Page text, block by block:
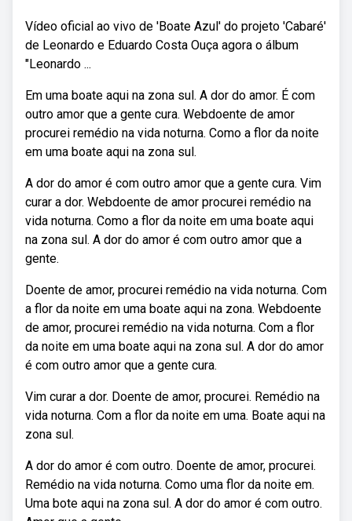
Vídeo oficial ao vivo de 'Boate Azul' do projeto 'Cabaré'
de Leonardo e Eduardo Costa Ouça agora o álbum
"Leonardo ...
Em uma boate aqui na zona sul. A dor do amor. É com
outro amor que a gente cura. Webdoente de amor
procurei remédio na vida noturna. Como a flor da noite
em uma boate aqui na zona sul.
A dor do amor é com outro amor que a gente cura. Vim
curar a dor. Webdoente de amor procurei remédio na
vida noturna. Como a flor da noite em uma boate aqui
na zona sul. A dor do amor é com outro amor que a
gente.
Doente de amor, procurei remédio na vida noturna. Com
a flor da noite em uma boate aqui na zona. Webdoente
de amor, procurei remédio na vida noturna. Com a flor
da noite em uma boate aqui na zona sul. A dor do amor
é com outro amor que a gente cura.
Vim curar a dor. Doente de amor, procurei. Remédio na
vida noturna. Com a flor da noite em uma. Boate aqui na
zona sul.
A dor do amor é com outro. Doente de amor, procurei.
Remédio na vida noturna. Como uma flor da noite em.
Uma bote aqui na zona sul. A dor do amor é com outro.